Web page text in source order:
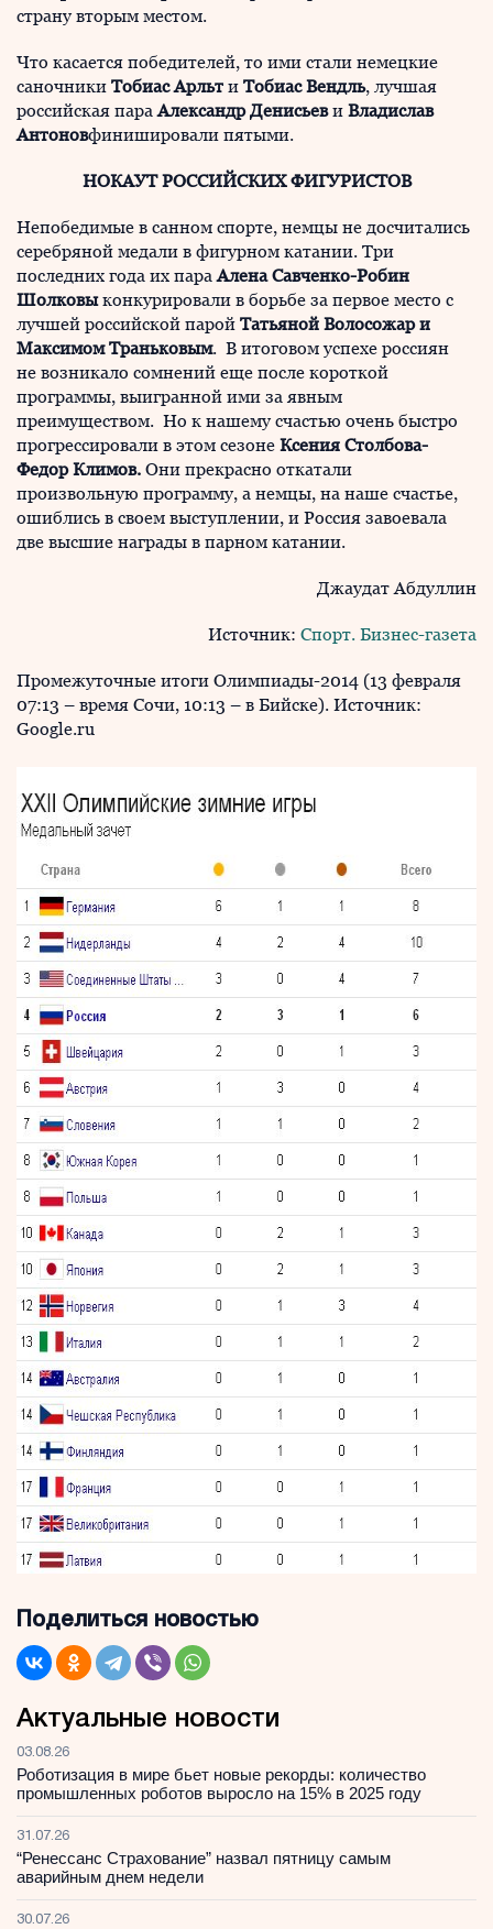
страну вторым местом.
Что касается победителей, то ими стали немецкие
саночники Тобиас Арльт и Тобиас Вендль, лучшая
российская параАлександр Денисьеви Владислав
Антоновфинишировали пятыми.
НОКАУТ РОССИЙСКИХ ФИГУРИСТОВ
Непобедимые в санном спорте, немцы не досчитались
серебряной медали в фигурном катании. Три
последних года их параАлена Савченко-Робин
Шолковыконкурировали в борьбе за первое место с
лучшей российской парой Татьяной Волосожар и
Максимом Траньковым. В итоговом успехе россиян
не возникало сомнений еще после короткой
программы, выигранной ими за явным
преимуществом. Но к нашему счастью очень быстро
прогрессировали в этом сезоне Ксения Столбова-
Федор Климов. Они прекрасно откатали
произвольную программу, а немцы, на наше счастье,
ошиблись в своем выступлении, и Россия завоевала
две высшие награды в парном катании.
Джаудат Абдуллин
Источник: Спорт. Бизнес-газета
Промежуточные итоги Олимпиады-2014 (13 февраля
07:13 – время Сочи, 10:13 – в Бийске). Источник:
Google.ru
Поделиться новостью
Актуальные новости
03.08.26
Роботизация в мире бьет новые рекорды: количество
промышленных роботов выросло на 15% в 2025 году
31.07.26
“Ренессанс Страхование” назвал пятницу самым
аварийным днем недели
30.07.26